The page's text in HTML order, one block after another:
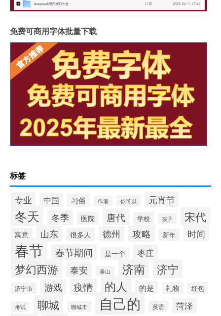
免费可商用字体批量下载
标签
专业 中国 习俗 作者 你可以 元宵节
冬天 冬季 医院 唐代 学校 孩子 宋代
寓意 山东 很多人 德州 攻略 新年 时间
春节 春节期间 是一个 枣庄
梦幻西游 泰安 泰山 济南 济宁
济宁市 游戏 疫情 的人 的是 礼物 红包
考试 聊城 聊城市 自己的 英语 菏泽